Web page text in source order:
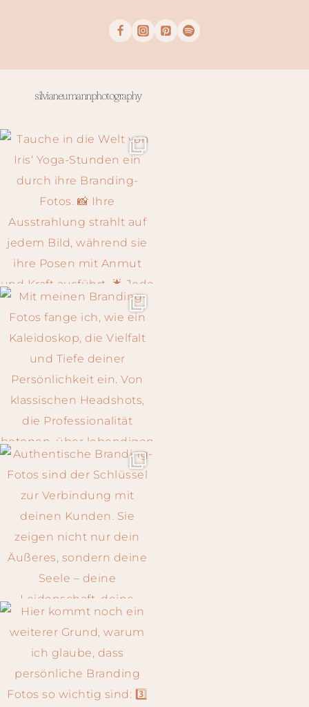
silvianeumannphotography